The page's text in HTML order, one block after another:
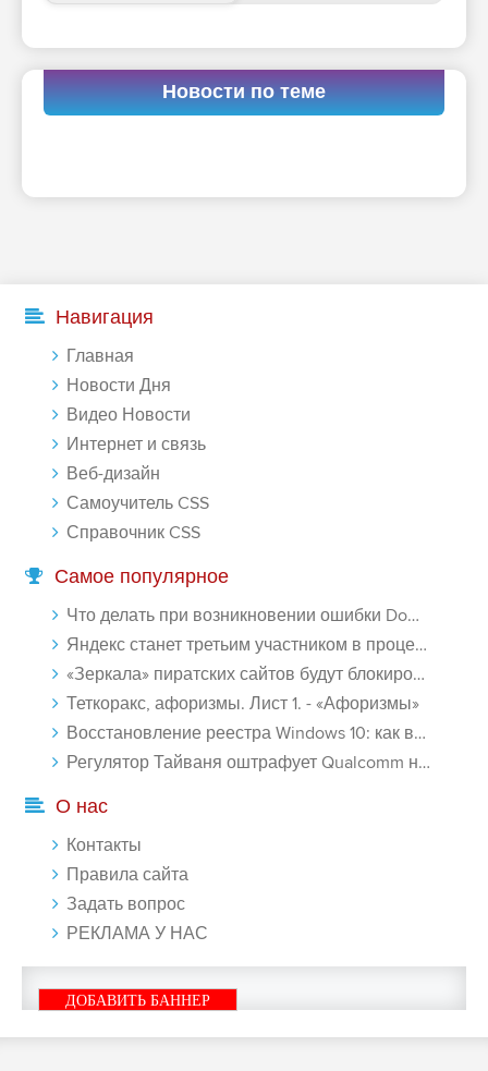
Новости по теме
Навигация
Главная
Новости Дня
Видео Новости
Интернет и связь
Веб-дизайн
Самоучитель CSS
Справочник CSS
Самое популярное
Что делать при возникновении ошибки Download interrupted в Chrome - «Windows»
Яндекс станет третьим участником в процессе ФАС против Google - «Интернет»
«Зеркала» пиратских сайтов будут блокироваться! - «Интернет»
Теткоракс, афоризмы. Лист 1. - «Афоризмы»
Восстановление реестра Windows 10: как восстановить реестр Виндовс 10 - «Windows»
Регулятор Тайваня оштрафует Qualcomm на $774 млн - «Новости сети»
О нас
Контакты
Правила сайта
Задать вопрос
РЕКЛАМА У НАС
ДОБАВИТЬ БАННЕР